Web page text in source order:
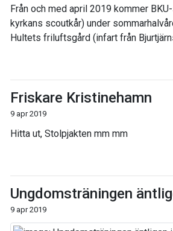
Från och med april 2019 kommer
kyrkans scoutkår) under
Hultets friluftsgård (infart från
Friskare Kristinehamn
9 apr 2019
Hitta ut, Stolpjakten mm mm
Ungdomsträningen
9 apr 2019